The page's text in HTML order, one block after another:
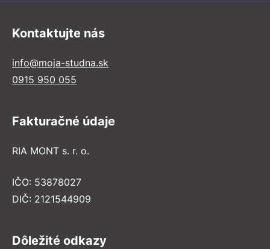
Kontaktujte nás
info@moja-studna.sk
0915 950 055
Fakturačné údaje
RIA MONT s. r. o.
IČO: 53878027
DIČ: 2121544909
Dôležité odkazy